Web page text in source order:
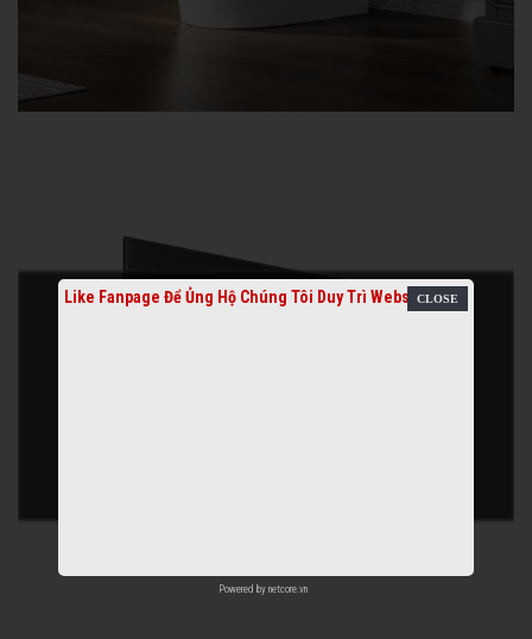
Like Fanpage Để Ủng Hộ Chúng Tôi Duy Trì Website
Powered by netcore.vn